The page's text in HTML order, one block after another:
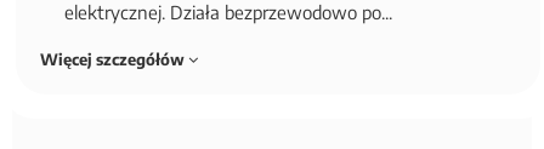
elektrycznej. Działa bezprzewodowo po...
Więcej szczegółów